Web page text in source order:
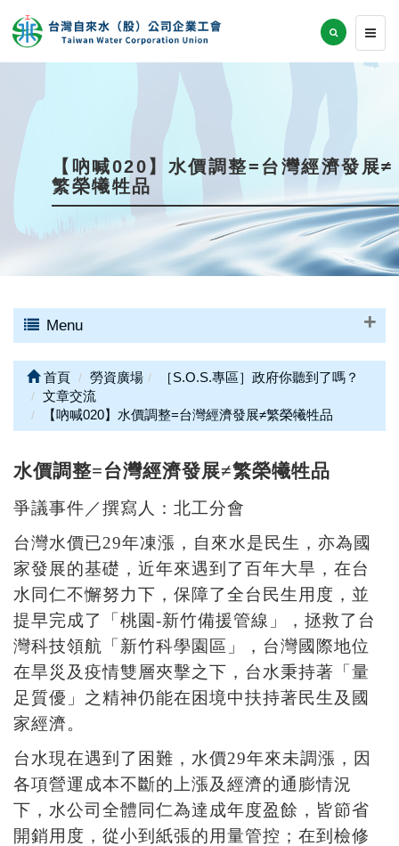
【吶喊020】水價調整=台灣經濟發展≠
繁榮犧牲品
Menu
首頁 勞資廣場
［S.O.S.專區］政府你聽到了嗎？
文章交流
【吶喊020】水價調整=台灣經濟發展≠繁榮犧牲品
水價調整=台灣經濟發展≠繁榮犧牲品
爭議事件／撰寫人： 北工分會
台灣水價已29年凍漲，自來水是民生，亦為國
家發展的基礎，近年來遇到了百年大旱，在台
水同仁不懈努力下，保障了全台民生用度，並
提早完成了「桃園-新竹備援管線」，拯救了台
灣科技領航「新竹科學園區」，台灣國際地位
在旱災及疫情雙層夾擊之下，台水秉持著「量
足質優」之精神仍能在困境中扶持著民生及國
家經濟。
台水現在遇到了困難，水價29年來未調漲，因
各項營運成本不斷的上漲及經濟的通膨情況
下，水公司全體同仁為達成年度盈餘，皆節省
開銷用度，從小到紙張的用量管控；在到檢修